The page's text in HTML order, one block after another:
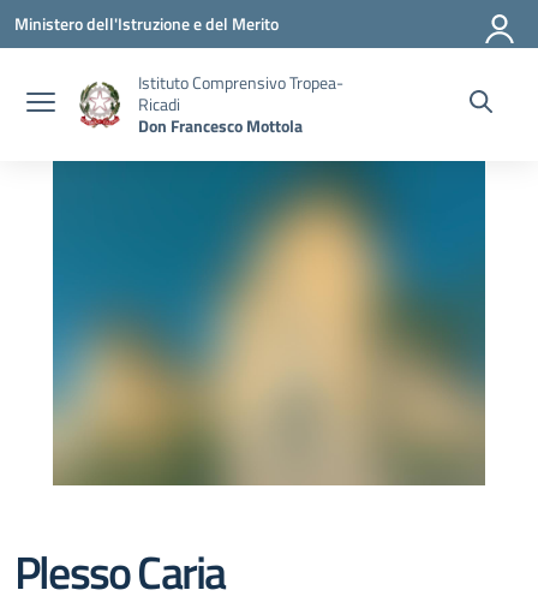
Vai ai contenuti
Vai al menu di navigazione
Vai al footer
Ministero dell'Istruzione e del Merito
Istituto Comprensivo Tropea-
Ricadi
Don Francesco Mottola
Plesso Caria